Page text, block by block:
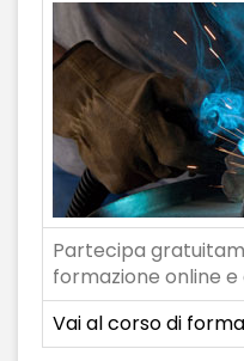
Partecipa
formazione online
Vai al corso di